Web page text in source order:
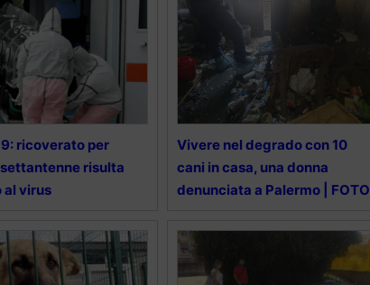
ricoverato per
risulta
al virus
Vivere nel degrado con 10
cani in casa, una donna
denunciata a Palermo | FOTO